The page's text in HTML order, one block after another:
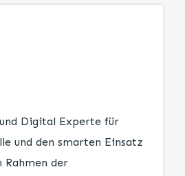
Digital Experte für
und den smarten Einsatz
der